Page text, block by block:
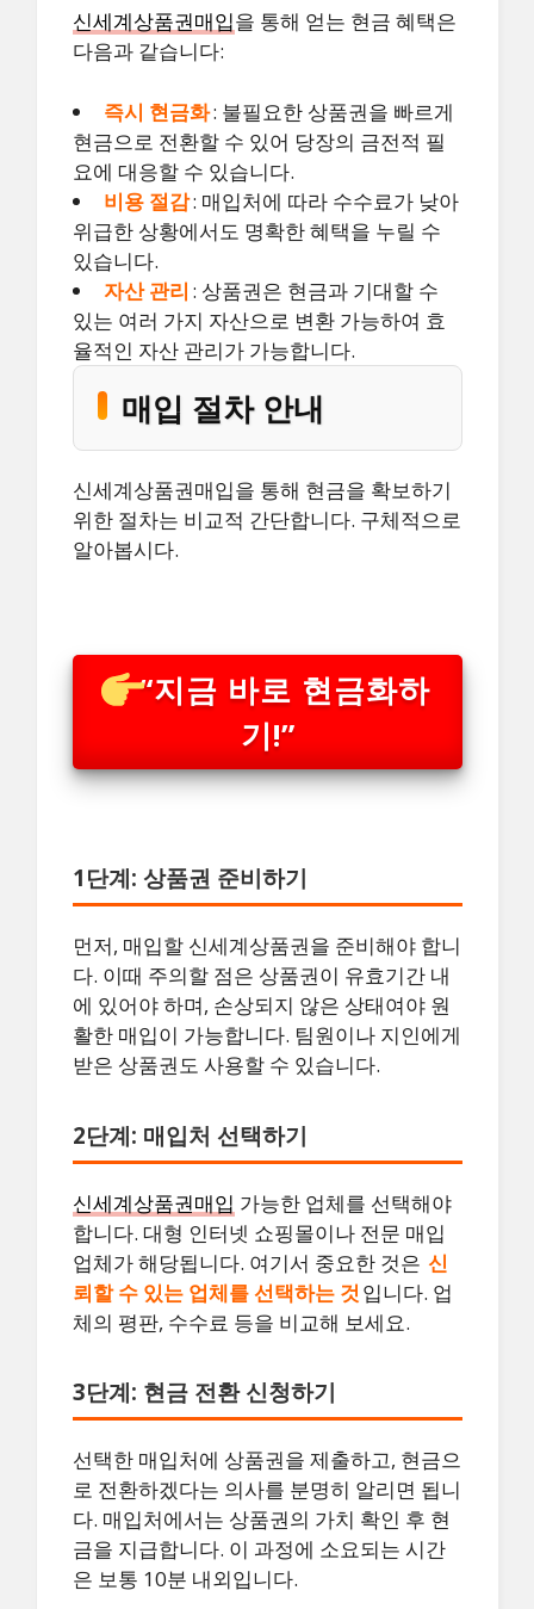
신세계상품권매입을 통해 얻는 현금 혜택은
다음과 같습니다:
즉시 현금화: 불필요한 상품권을 빠르게
현금으로 전환할 수 있어 당장의 금전적 필
요에 대응할 수 있습니다.
비용 절감: 매입처에 따라 수수료가 낮아
위급한 상황에서도 명확한 혜택을 누릴 수
있습니다.
자산 관리 : 상품권은 현금과 기대할 수
있는 여러 가지 자산으로 변환 가능하여 효
율적인 자산 관리가 가능합니다.
매입 절차 안내
신세계상품권매입을 통해 현금을 확보하기
위한 절차는 비교적 간단합니다. 구체적으로
알아봅시다.
“지금 바로 현금화하
기!”
1단계: 상품권 준비하기
먼저, 매입할 신세계상품권을 준비해야 합니
다. 이때 주의할 점은 상품권이 유효기간 내
에 있어야 하며, 손상되지 않은 상태여야 원
활한 매입이 가능합니다. 팀원이나 지인에게
받은 상품권도 사용할 수 있습니다.
2단계: 매입처 선택하기
신세계상품권매입 가능한 업체를 선택해야
합니다. 대형 인터넷 쇼핑몰이나 전문 매입
업체가 해당됩니다. 여기서 중요한 것은 신
뢰할 수 있는 업체를 선택하는 것 입니다. 업
체의 평판, 수수료 등을 비교해 보세요.
3단계: 현금 전환 신청하기
선택한 매입처에 상품권을 제출하고, 현금으
로 전환하겠다는 의사를 분명히 알리면 됩니
다. 매입처에서는 상품권의 가치 확인 후 현
금을 지급합니다. 이 과정에 소요되는 시간
은 보통 10분 내외입니다.